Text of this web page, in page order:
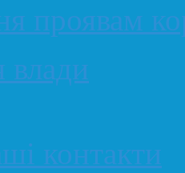
проявам
контакти